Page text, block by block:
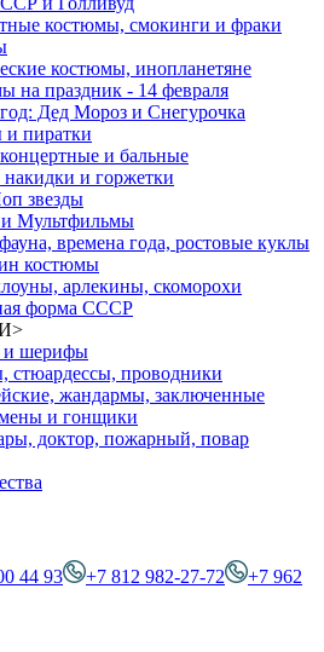
костюмы, смокинги и фраки
костюмы, инопланетяне
на праздник - 14 февраля
Дед Мороз и Снегурочка
пиратки
и бальные
и горжетки
звезды
Мультфильмы
времена года, ростовые куклы
костюмы
арлекины, скоморохи
форма СССР
>
и шерифы
стюардессы, проводники
жандармы, заключенные
и гонщики
доктор, пожарный, повар
44 93 +7 812 982-27-72
+7 962